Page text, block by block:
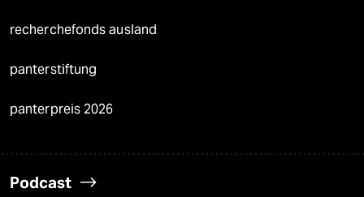
recherchefonds ausland
panterstiftung
panterpreis 2026
Podcast